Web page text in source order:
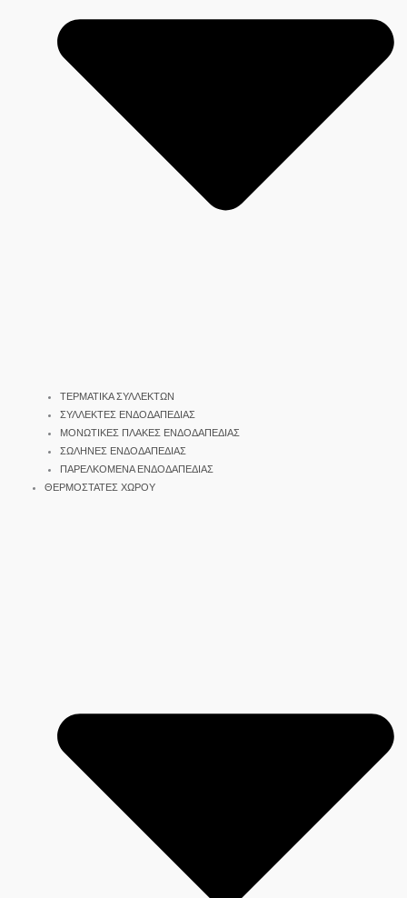
ΤΕΡΜΑΤΙΚΑ ΣΥΛΛΕΚΤΩΝ
ΣΥΛΛΕΚΤΕΣ ΕΝΔΟΔΑΠΕΔΙΑΣ
ΜΟΝΩΤΙΚΕΣ ΠΛΑΚΕΣ ΕΝΔΟΔΑΠΕΔΙΑΣ
ΣΩΛΗΝΕΣ ΕΝΔΟΔΑΠΕΔΙΑΣ
ΠΑΡΕΛΚΟΜΕΝΑ ΕΝΔΟΔΑΠΕΔΙΑΣ
ΘΕΡΜΟΣΤΑΤΕΣ ΧΩΡΟΥ